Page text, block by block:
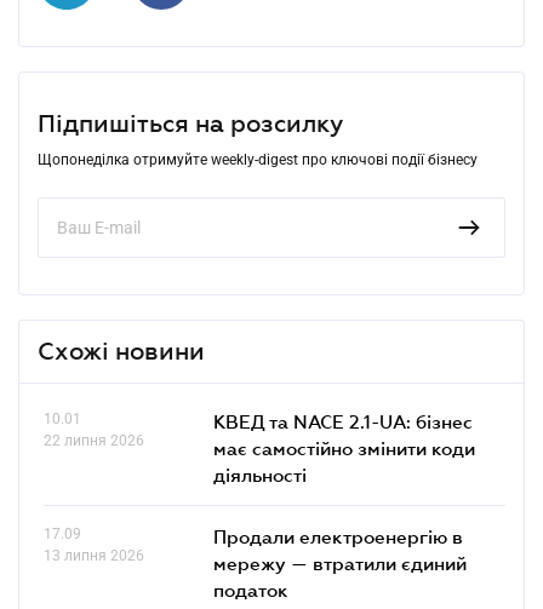
Підпишіться на розсилку
Щопонеділка отримуйте weekly-digest про ключові події бізнесу
Схожі новини
10.01
22 липня 2026
КВЕД та NACE 2.1-UA: бізнес
має самостійно змінити коди
діяльності
17.09
13 липня 2026
Продали електроенергію в
мережу — втратили єдиний
податок